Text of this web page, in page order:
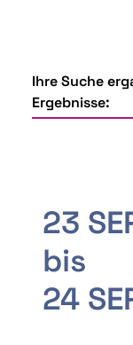
Ihre Suche
Ergebnisse:
23
bis
24